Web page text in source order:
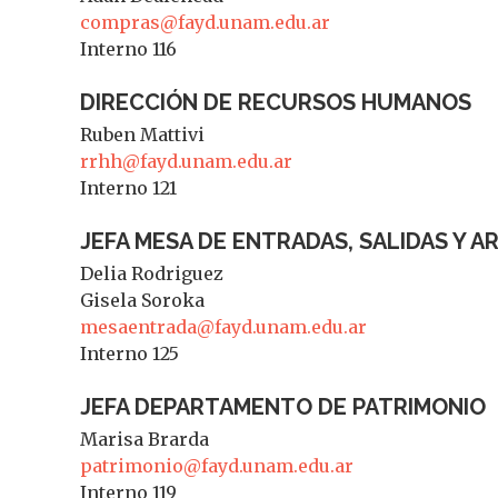
compras@fayd.unam.edu.ar
Interno 116
DIRECCIÓN DE RECURSOS HUMANOS
Ruben Mattivi
rrhh@fayd.unam.edu.ar
Interno 121
JEFA MESA DE ENTRADAS, SALIDAS Y
Delia Rodriguez
Gisela Soroka
mesaentrada@fayd.unam.edu.ar
Interno 125
JEFA DEPARTAMENTO DE PATRIMONIO
Marisa Brarda
patrimonio@fayd.unam.edu.ar
Interno 119